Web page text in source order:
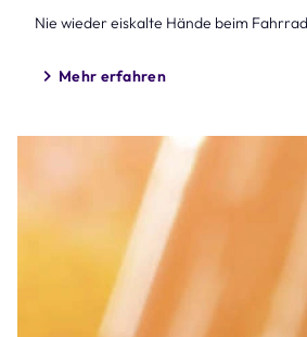
Nie wieder eiskalte Hände beim
Mehr erfahren